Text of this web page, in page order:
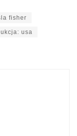
fisher
usa